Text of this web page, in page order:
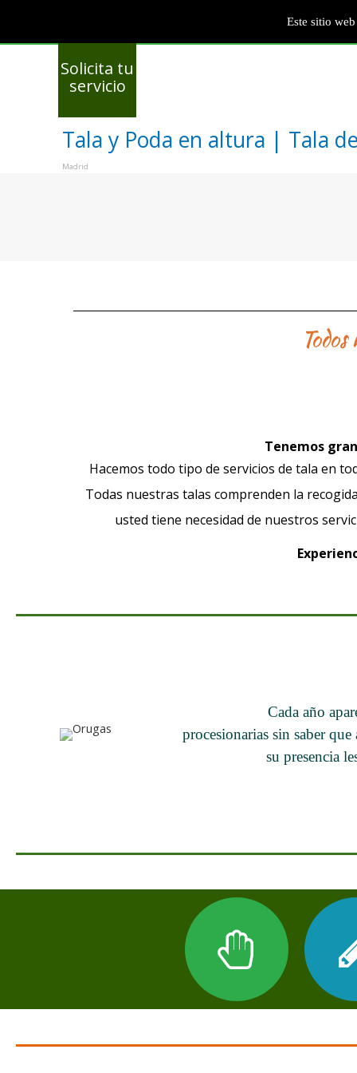
Este sitio
Solicita tu
servicio
TALA Y PODA EN ALTURA EN MADRID
Tala y Poda en altura | Tala
Madrid
Tenemos
Hacemos todo tipo de servicios de tala en
Todas nuestras talas comprenden la
usted tiene necesidad de nuestros
Cada año
procesionarias sin saber que
su presencia